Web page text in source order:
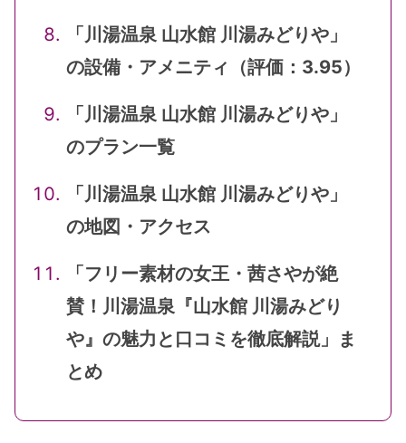
「川湯温泉 山水館 川湯みどりや」
の設備・アメニティ（評価：3.95）
「川湯温泉 山水館 川湯みどりや」
のプラン一覧
「川湯温泉 山水館 川湯みどりや」
の地図・アクセス
「フリー素材の女王・茜さやが絶
賛！川湯温泉『山水館 川湯みどり
や』の魅力と口コミを徹底解説」ま
とめ